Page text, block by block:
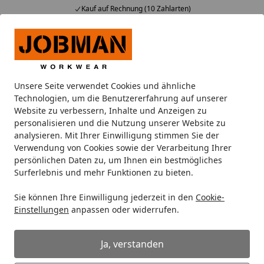
Unsere Seite verwendet Cookies und ähnliche
Technologien, um die Benutzererfahrung auf unserer
Website zu verbessern, Inhalte und Anzeigen zu
personalisieren und die Nutzung unserer Website zu
analysieren. Mit Ihrer Einwilligung stimmen Sie der
Verwendung von Cookies sowie der Verarbeitung Ihrer
persönlichen Daten zu, um Ihnen ein bestmögliches
Surferlebnis und mehr Funktionen zu bieten.
Sie können Ihre Einwilligung jederzeit in den Cookie-
Einstellungen anpassen oder widerrufen.
Ja, verstanden
Kauf auf Rechnung (10 Zahlarten)
Alle Produkte
Mein Konto
Suchen
Startseite
Warum wurde meine Bestellung storniert?
Warum wurde meine Bestellung
storniert?
Wenn ein Artikel besonders beliebt ist, kann es sein, dass
er vergriffen wurde, kurz bevor du die Bestellung
abgeschlossen hast. In ganz seltenen Fällen kann unser
System das nicht rechtzeitig aktualisieren, sodass die
Sollte der Artikel ausverkauft sein, tut uns das leid. In
diesem Fall können Sie in unserem Onlineshop, neben